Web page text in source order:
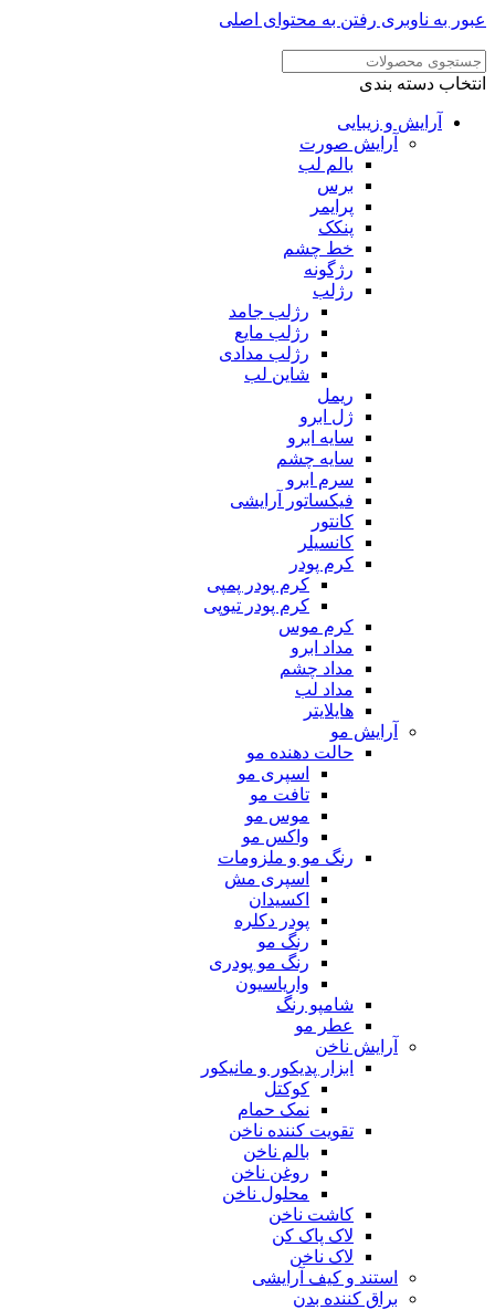
عبور به ناوبری رفتن به محتوای اصلی
انتخاب دسته بندی
آرایش و زیبایی
آرایش صورت
بالم لب
برس
پرایمر
پنکک
خط چشم
رژگونه
رژلب
رژلب جامد
رژلب مایع
رژلب مدادی
شاین لب
ریمل
ژل ابرو
سایه ابرو
سایه چشم
سرم ابرو
فیکساتور آرایشی
کانتور
کانسیلر
کرم پودر
کرم پودر پمپی
کرم پودر تیوپی
کرم موس
مداد ابرو
مداد چشم
مداد لب
هایلایتر
آرایش مو
حالت دهنده مو
اسپری مو
تافت مو
موس مو
واکس مو
رنگ مو و ملزومات
اسپری مش
اکسیدان
پودر دکلره
رنگ مو
رنگ مو پودری
واریاسیون
شامپو رنگ
عطر مو
آرایش ناخن
ابزار پدیکور و مانیکور
کوکتل
نمک حمام
تقویت کننده ناخن
بالم ناخن
روغن ناخن
محلول ناخن
کاشت ناخن
لاک پاک کن
لاک ناخن
استند و کیف آرایشی
براق کننده بدن